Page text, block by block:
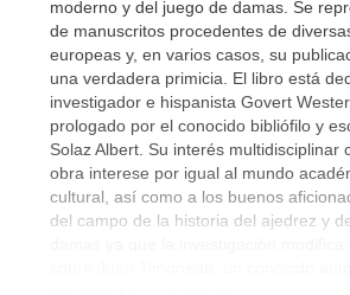
moderno y del juego de damas. Se
de manuscritos procedentes de
europeas y, en varios casos, su
una verdadera primicia. El libro está
investigador e hispanista Govert
prologado por el conocido bibliófilo y
Solaz Albert. Su interés multidisciplinar
obra interese por igual al mundo
cultural, así como a los buenos
del campo de la historia del ajedrez y